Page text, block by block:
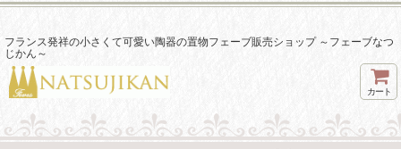
フランス発祥の小さくて可愛い陶器の置物フェーブ販売ショップ ～フェーブなつ
じかん～
カート